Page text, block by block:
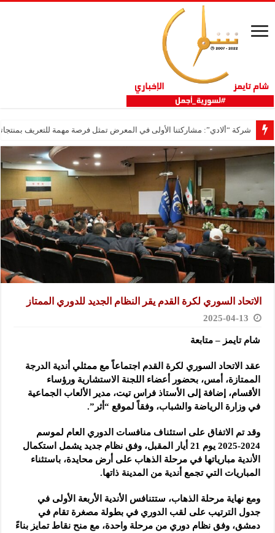
شركة “ألادي”: مشاركتنا الأولى في المعرض تمثل فرصة مهمة للتعريف
الاتحاد السوري لكرة القدم يقر النظام الجديد للدوري الممتاز
2025-04-13
شام تايمز – متابعة
عقد الاتحاد السوري لكرة القدم اجتماعاً مع ممثلي أندية الدرجة
الممتازة، أمس، بحضور أعضاء اللجنة الاستشارية ورؤساء
الأقسام، إضافة إلى الأستاذ فراس تيت، مدير الألعاب الجماعية
في وزارة الرياضة والشباب، وفقاً لموقع “أثر”.
وقد تم الاتفاق على استئناف منافسات الدوري العام لموسم
2024-2025 يوم 21 أيار المقبل، وفق نظام جديد يشمل استكمال
الأندية مبارياتها في مرحلة الذهاب على أرض محايدة، باستثناء
المباريات التي تجمع أندية من المدينة ذاتها.
ومع نهاية مرحلة الذهاب، ستتنافس الأندية الأربعة الأولى في
جدول الترتيب على لقب الدوري في بطولة مصغرة تقام في
دمشق، وفق نظام دوري من مرحلة واحدة، مع منح نقاط تمايز بناءً